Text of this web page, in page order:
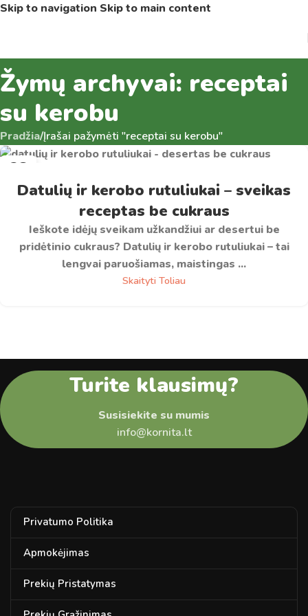
Skip to navigation Skip to main content
Žymų archyvai: receptai
su kerobu
Pradžia/Įrašai pažymėti "receptai su kerobu"
28
Datulių ir kerobo rutuliukai – sveikas
receptas be cukraus
Ieškote idėjų sveikam užkandžiui ar desertui be
pridėtinio cukraus? Datulių ir kerobo rutuliukai – tai
lengvai paruošiamas, maistingas ...
Skaityti Toliau
Turite klausimų?
Susisiekite su mumis
info@kornita.lt
Privatumo Politika
Apmokėjimas
Prekių Pristatymas